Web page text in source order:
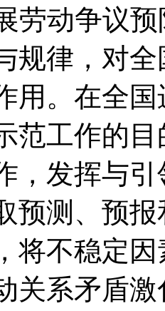
动争议预
规律，对
用。在全
范工作的
，发挥与
预测、预
将不稳定
关系矛盾